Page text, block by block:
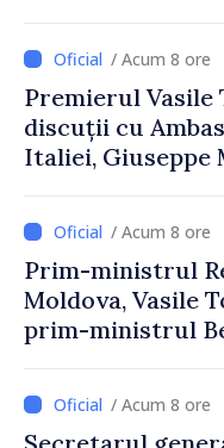
Uygar Mustafa
/ Acum 8 ore
Premierul Vasile
discuții cu
Italiei, Giuseppe
/ Acum 8 ore
Prim-ministrul
Moldova, Vasile
prim-ministrul
despre parcursul
al Republicii/ Acum 8 ore